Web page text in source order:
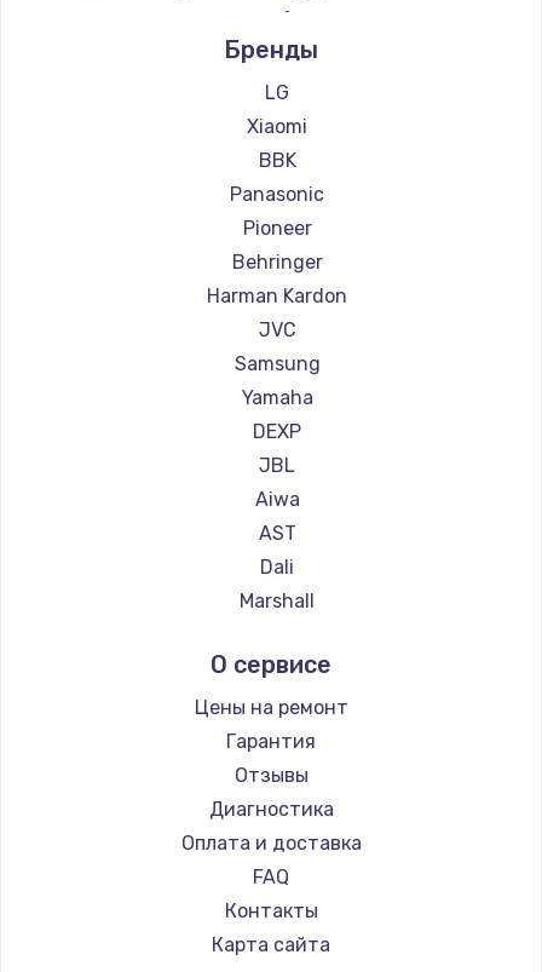
Ремонт звукового оборудования Supra
Бренды
LG
Xiaomi
BBK
Panasonic
Pioneer
Behringer
Harman Kardon
JVC
Samsung
Yamaha
DEXP
JBL
Aiwa
AST
Dali
Marshall
О сервисе
Цены на ремонт
Гарантия
Отзывы
Диагностика
Оплата и доставка
FAQ
Контакты
Карта сайта